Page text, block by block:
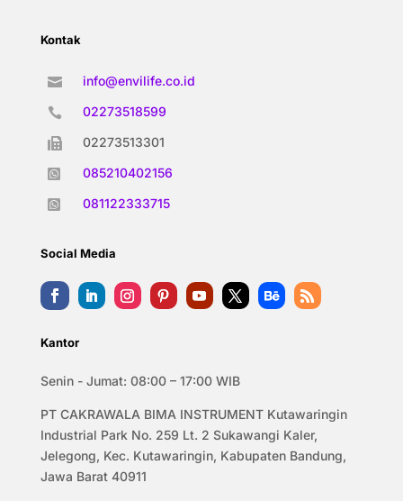
Kontak
 info@envilife.co.id
 02273518599
 02273513301
 085210402156
 081122333715
Social Media
Kantor
Senin - Jumat: 08:00 – 17:00 WIB
PT CAKRAWALA BIMA INSTRUMENT Kutawaringin
Industrial Park No. 259 Lt. 2 Sukawangi Kaler,
Jelegong, Kec. Kutawaringin, Kabupaten Bandung,
Jawa Barat 40911